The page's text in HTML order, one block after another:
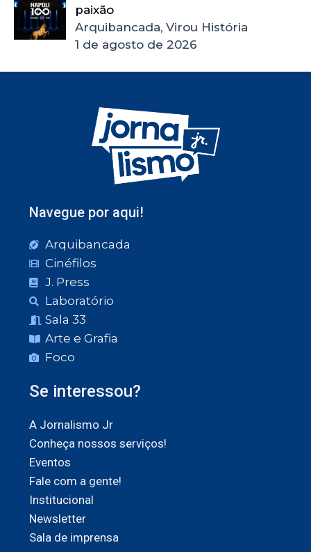
paixão
Arquibancada, Virou História
1 de agosto de 2026
Navegue por aqui!
Arquibancada
Cinéfilos
J. Press
Laboratório
Sala 33
Arte e Grafia
Foco
Se interessou?
A Jornalismo Jr
Conheça nossos serviços!
Eventos
Fale com a gente!
Institucional
Newsletter
Sala de imprensa